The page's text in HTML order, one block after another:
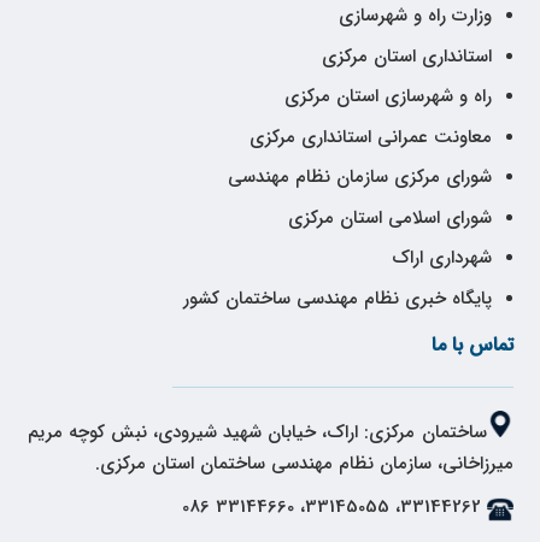
وزارت راه و شهرسازی
استانداری استان مرکزی
راه و شهرسازی استان مرکزی
معاونت عمرانی استانداری مرکزی
شورای مرکزی سازمان نظام مهندسی
شورای اسلامی استان مرکزی
شهرداری اراک
پایگاه خبری نظام مهندسی ساختمان کشور
تماس با ما
ساختمان مرکزی: اراک، خیابان شهید شیرودی، نبش کوچه مریم
میرزاخانی، سازمان نظام مهندسی ساختمان استان مرکزی.
33144262، 33145055، 33144660 086